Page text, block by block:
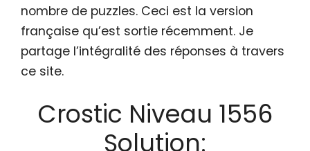
nombre de puzzles. Ceci est la version
française qu’est sortie récemment. Je
partage l’intégralité des réponses à travers
ce site.
Crostic Niveau 1556
Solution: